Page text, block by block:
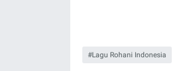
Lagu Rohani Indonesia